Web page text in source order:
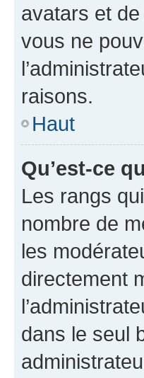
avatars et
vous ne
raisons.
Haut
Qu’est-ce
Les rangs
nombre de
les
directement
dans le seul